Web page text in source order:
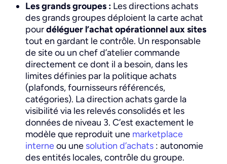
Les grands groupes : Les directions achats
des grands groupes déploient la carte achat
pourdéléguer l’achat opérationnel aux sites
tout en gardant le contrôle. Un responsable
de site ou un chef d’atelier commande
directement ce dont il a besoin, dans les
limites définies par la politique achats
(plafonds, fournisseurs référencés,
catégories). La direction achats garde la
visibilité via les relevés consolidés et les
données de niveau 3. C’est exactement le
modèle que reproduit une marketplace
interneou une solution d’achats : autonomie
des entités locales, contrôle du groupe.